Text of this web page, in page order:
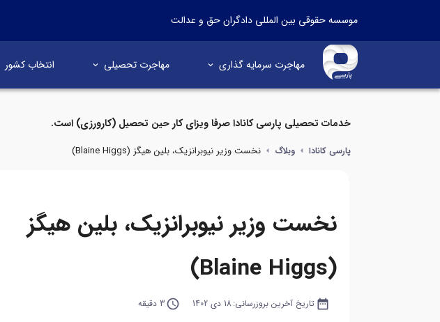
موسسه حقوقی بین المللی دادگران حق و عدالت
مهاجرت سرمایه گذاری مهاجرت تحصیلی انتخاب کشور
خدمات تحصیلی پارسی کانادا صرفا ویزای کار حین تحصیل (کارورزی) است.
پارسی کانادا وبلاگ نخست وزیر نیوبرانزیک، بلین هیگز (Blaine Higgs)
نخست وزیر نیوبرانزیک، بلین هیگز
(Blaine Higgs)
date_range تاریخ آخرین بروزرسانی:18 دی 1402 query_builder3 دقیقه